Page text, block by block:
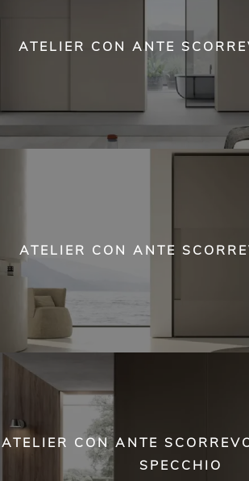
ATELIER CON ANTE
ATELIER CON ANTE
ATELIER CON ANTE
SPECCHIO